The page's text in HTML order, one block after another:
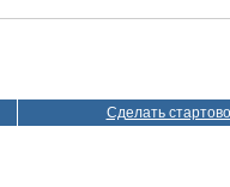
Сделать